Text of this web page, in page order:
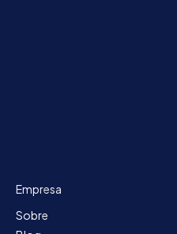
Empresa
Sobre